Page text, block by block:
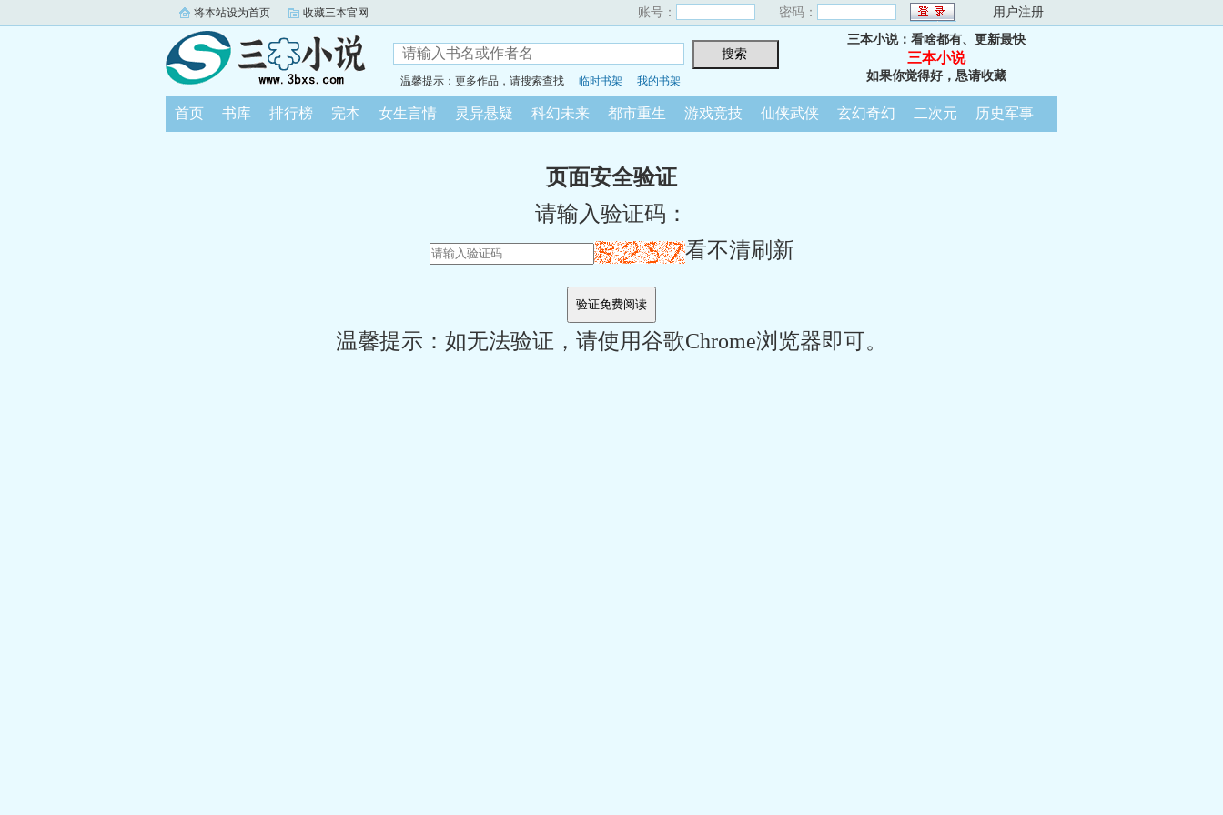
将本站设为首页 收藏三本官网 账号： 密码： 用户注册
温馨提示：更多作品，请搜索查找 临时书架 我的书架
三本小说：看啥都有、更新最快
三本小说
如果你觉得好，恳请收藏
首页 书库 排行榜 完本 女生言情 灵异悬疑 科幻未来 都市重生 游戏竞技 仙侠武侠 玄幻奇幻 二次元 历史军事
页面安全验证
请输入验证码：
看不清刷新
温馨提示：如无法验证，请使用谷歌Chrome浏览器即可。